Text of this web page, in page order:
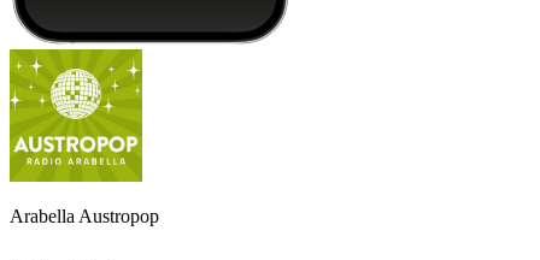
Arabella Austropop